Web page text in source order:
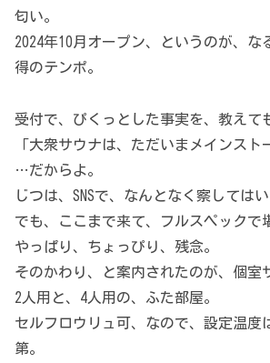
匂い。
2024年10月オープン、というのが、な
得のテンポ。
受付で、ぴくっとした事実を、教えて
「大衆サウナは、ただいまメインスト
…だからよ。
じつは、SNSで、なんとなく察してはい
でも、ここまで来て、フルスペックで
やっぱり、ちょっぴり、残念。
そのかわり、と案内されたのが、個室
2人用と、4人用の、ふた部屋。
セルフロウリュ可、なので、設定温度
第。